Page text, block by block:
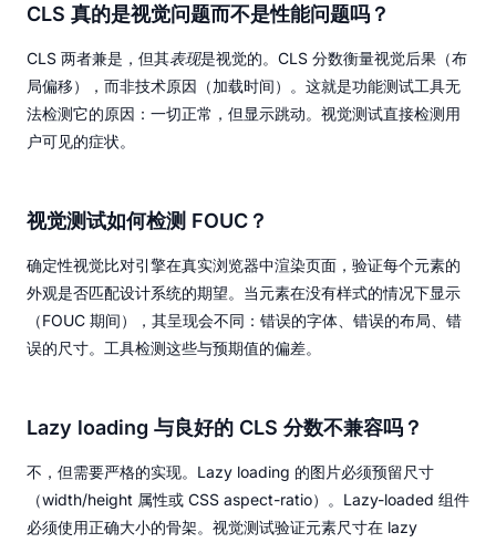
CLS 真的是视觉问题而不是性能问题吗？
CLS 两者兼是，但其表现是视觉的。CLS 分数衡量视觉后果（布
局偏移），而非技术原因（加载时间）。这就是功能测试工具无
法检测它的原因：一切正常，但显示跳动。视觉测试直接检测用
户可见的症状。
视觉测试如何检测 FOUC？
确定性视觉比对引擎在真实浏览器中渲染页面，验证每个元素的
外观是否匹配设计系统的期望。当元素在没有样式的情况下显示
（FOUC 期间），其呈现会不同：错误的字体、错误的布局、错
误的尺寸。工具检测这些与预期值的偏差。
Lazy loading 与良好的 CLS 分数不兼容吗？
不，但需要严格的实现。Lazy loading 的图片必须预留尺寸
（width/height 属性或 CSS aspect-ratio）。Lazy-loaded 组件
必须使用正确大小的骨架。视觉测试验证元素尺寸在 lazy